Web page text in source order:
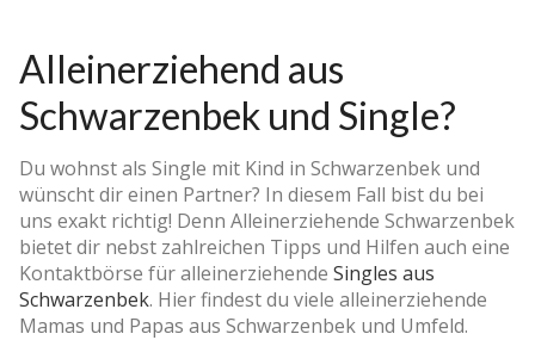
Alleinerziehend aus
Schwarzenbek und Single?
Du wohnst als Single mit Kind in Schwarzenbek und
wünscht dir einen Partner? In diesem Fall bist du bei
uns exakt richtig! Denn Alleinerziehende Schwarzenbek
bietet dir nebst zahlreichen Tipps und Hilfen auch eine
Kontaktbörse für alleinerziehende Singles aus
Schwarzenbek. Hier findest du viele alleinerziehende
Mamas und Papas aus Schwarzenbek und Umfeld.